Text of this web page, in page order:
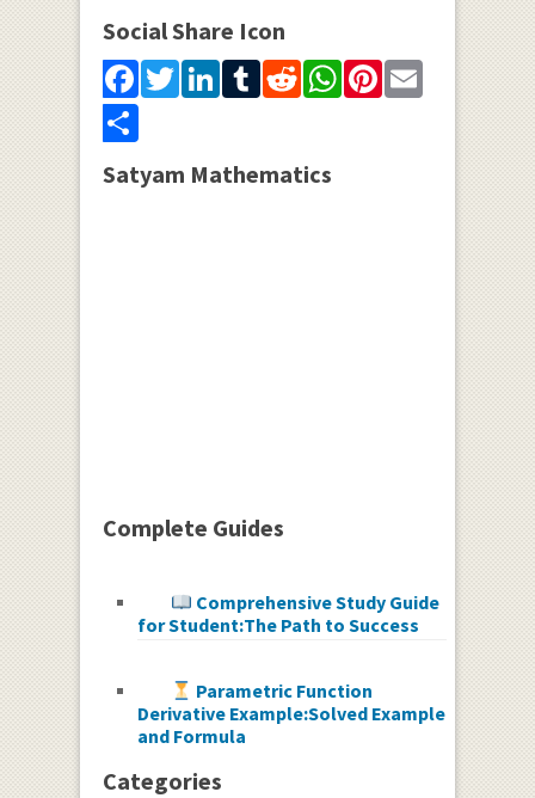
Social Share Icon
Facebook
Twitter
LinkedIn
Tumblr
Reddit
WhatsApp
Pinterest
Email
Share
Satyam Mathematics
Complete Guides
Comprehensive Study Guide
for Student:The Path to Success
Parametric Function
Derivative Example:Solved Example
and Formula
Categories